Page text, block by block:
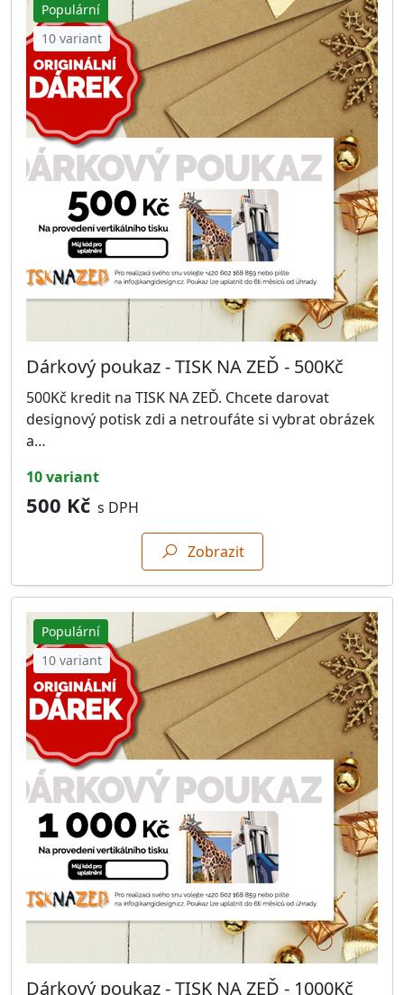
Populární
10 variant
Dárkový poukaz - TISK NA ZEĎ - 500Kč
500Kč kredit na TISK NA ZEĎ. Chcete darovat
designový potisk zdi a netroufáte si vybrat obrázek
a…
10 variant
500 Kč s DPH
Zobrazit
Populární
10 variant
Dárkový poukaz - TISK NA ZEĎ - 1000Kč